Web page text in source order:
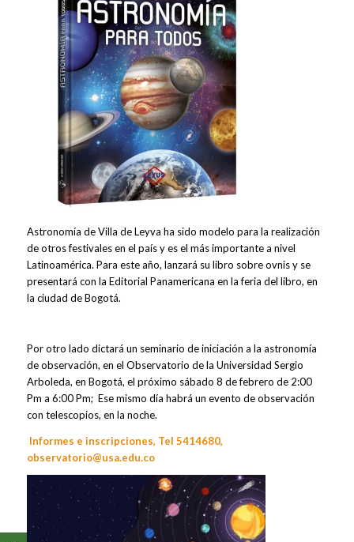
Astronomía de Villa de Leyva ha sido modelo para la realización
de otros festivales en el país y es el más importante a nivel
Latinoamérica. Para este año, lanzará su libro sobre ovnis y se
presentará con la Editorial Panamericana en la feria del libro, en
la ciudad de Bogotá.
Por otro lado dictará un seminario de iniciación a la astronomía
de observación, en el Observatorio de la Universidad Sergio
Arboleda, en Bogotá, el próximo sábado 8 de febrero de 2:00
Pm a 6:00 Pm; Ese mismo día habrá un evento de observación
con telescopios, en la noche.
Informes e inscripciones, Tel 5414680,
observatorio@usa.edu.co